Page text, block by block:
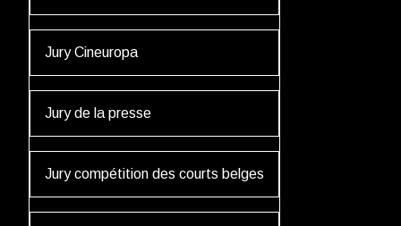
Jury Cineuropa
Jury de la presse
Jury compétition des courts belges